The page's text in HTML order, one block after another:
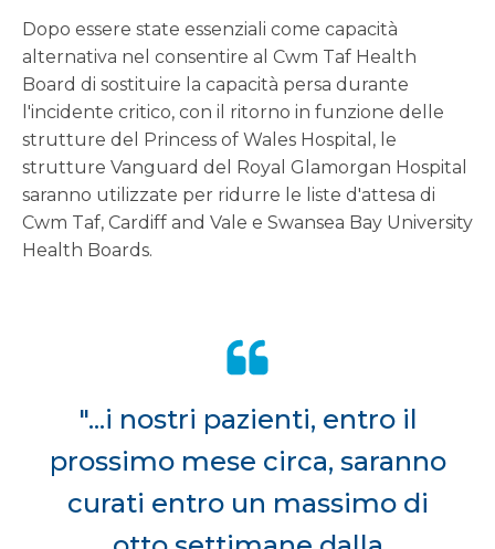
Dopo essere state essenziali come capacità
alternativa nel consentire al Cwm Taf Health
Board di sostituire la capacità persa durante
l'incidente critico, con il ritorno in funzione delle
strutture del Princess of Wales Hospital, le
strutture Vanguard del Royal Glamorgan Hospital
saranno utilizzate per ridurre le liste d'attesa di
Cwm Taf, Cardiff and Vale e Swansea Bay University
Health Boards.
"...i nostri pazienti, entro il
prossimo mese circa, saranno
curati entro un massimo di